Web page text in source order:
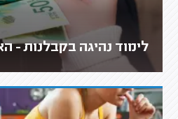
לימוד נהיגה בקבלנות -